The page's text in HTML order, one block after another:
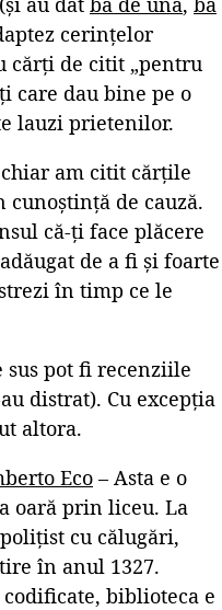
cerințelor
cărți de citit „pentru
care dau bine pe o
lauzi prietenilor.
am citit cărțile
cunoștință de cauză.
că-ți face plăcere
de a fi și foarte
în timp ce le
pot fi recenziile
distrat). Cu excepția
altora.
Eco – Asta e o
oară prin liceu. La
cu călugări,
în anul 1327.
biblioteca e